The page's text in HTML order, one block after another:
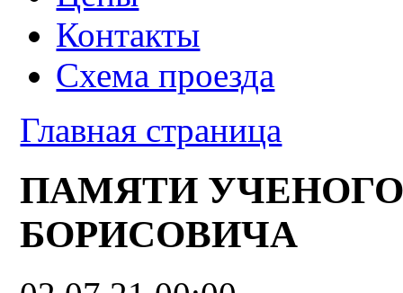
Контакты
Схема проезда
Главная страница
ПАМЯТИ
БОРИСОВИЧА